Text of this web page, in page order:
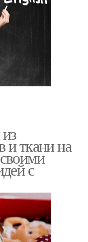
и ткани на
с